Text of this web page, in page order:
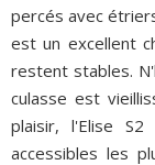
percés avec
est un excellent
restent stables.
culasse est
plaisir, l'Elise
accessibles les